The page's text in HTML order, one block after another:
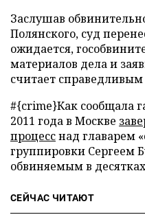
Заслушав
Полянского, суд
ожидается,
материалов дела и
считает
#{crime}Как сообщала
2011 года в Москве
процесснад главарем
группировки Сергеем
обвиняемым в
СЕЙЧАС ЧИТАЮТ